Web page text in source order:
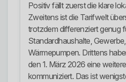
Positiv fällt zuerst die klare
Zweitens ist die Tarifwelt
trotzdem differenziert genug
Standardhaushalte,
Wärmepumpen. Drittens
den 1. März 2026 eine
kommuniziert. Das ist